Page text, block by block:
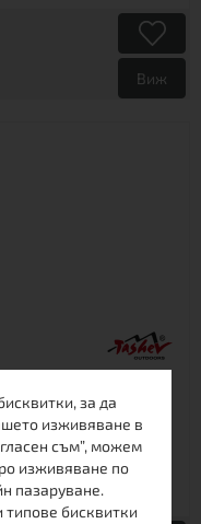
Виж
за да
изживяване в
съм”, можем
изживяване по
пазаруване.
бисквитки